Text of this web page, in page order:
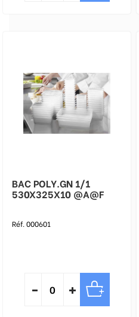
BAC POLY.GN 1/1
530X325X10 @A@F
Réf. 000601